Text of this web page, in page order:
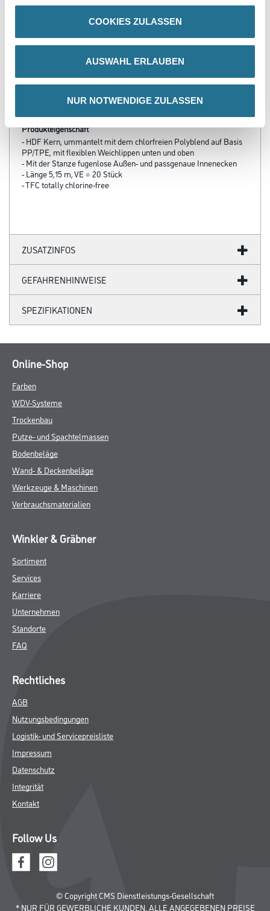
COOKIES ZULASSEN
AUSWAHL ERLAUBEN
NUR NOTWENDIGE ZULASSEN
Bitte einloggen, um Preise zu
sehen
PRODUKTEIGENSCHAFTEN
Produkteigenschaft
- HDF Kern, ummantelt mit dem chlorfreien Polyblend auf Basis
PP/TPE, mit flexiblen Weichlippen unten und oben
- Mit der Stanze fugenlose Außen- und passgenaue Innenecken
- Länge 5,15 m, VE = 20 Stück
- TFC totally chlorine-free
ZUSATZINFOS
GEFAHRENHINWEISE
SPEZIFIKATIONEN
Online-Shop
Farben
WDV-Systeme
Trockenbau
Putze- und Spachtelmassen
Bodenbeläge
Wand- & Deckenbeläge
Werkzeuge & Maschinen
Verbrauchsmaterialien
Winkler & Gräbner
Sortiment
Services
Karriere
Unternehmen
Standorte
FAQ
Rechtliches
AGB
Nutzungsbedingungen
Logistik- und Servicepreisliste
Impressum
Datenschutz
Integrität
Kontakt
Follow Us
© Copyright CMS Dienstleistungs-Gesellschaft
* NUR FÜR GEWERBLICHE KUNDEN. ALLE ANGEGEBENEN PREISE